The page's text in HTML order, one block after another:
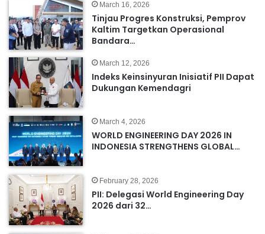
March 16, 2026
Tinjau Progres Konstruksi, Pemprov
Kaltim Targetkan Operasional
Bandara…
March 12, 2026
Indeks Keinsinyuran Inisiatif PII Dapat
Dukungan Kemendagri
March 4, 2026
WORLD ENGINEERING DAY 2026 IN
INDONESIA STRENGTHENS GLOBAL…
February 28, 2026
PII: Delegasi World Engineering Day
2026 dari 32…